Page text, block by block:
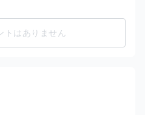
トはありません